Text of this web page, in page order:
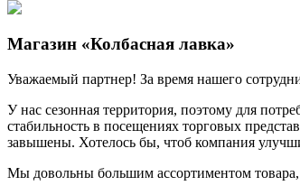
Магазин «Колбасная лавка»
Уважаемый партнер! За время нашего
У нас сезонная территория, поэтому для
стабильность в посещениях торговых
завышены. Хотелось бы, чтоб компания
Мы довольны большим ассортиментом товара,